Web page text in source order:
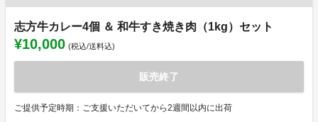
志方牛カレー4個 ＆ 和牛すき焼き肉（1kg）セット
¥10,000 (税込/送料込)
販売終了
ご提供予定時期：ご支援いただいてから2週間以内に出荷